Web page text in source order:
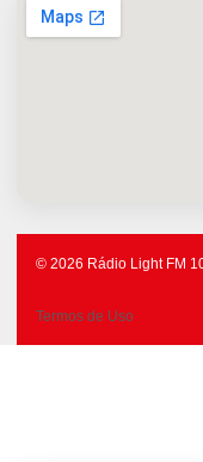
© 2026 Rádio Light FM
Termos de Uso